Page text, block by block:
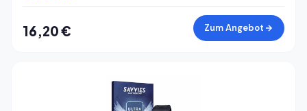
16,20 € Zum Angebot